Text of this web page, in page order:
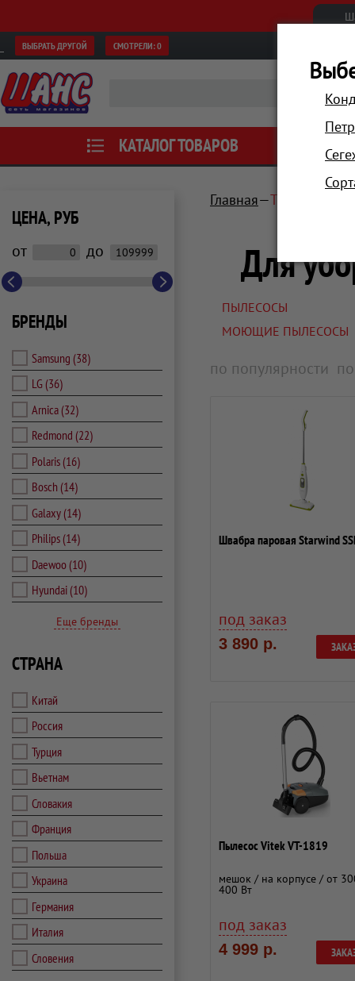
ВЫБРАТЬ ДРУГОЙ СМОТРЕЛИ:0
КАТАЛОГ ТОВАРОВ АКЦИИ
ЦЕНА, РУБ
от до
БРЕНДЫ
Samsung (38)
LG (36)
Arnica(32)
Redmond (22)
Polaris(16)
Bosch (14)
Galaxy(14)
Philips(14)
Daewoo(10)
Hyundai(10)
Еще бренды
СТРАНА
Китай
Россия
Турция
Вьетнам
Словакия
Франция
Польша
Украина
Германия
Италия
Словения
Главная Техника для
Для
ПЫЛЕСОСЫ
МОЮЩИЕ ПЫЛЕСОСЫ
по популярности
Швабра паровая Starwind
под заказ
3 890 р.
Пылесос Vitek VT-1819
мешок / на корпусе / от
400 Вт
под заказ
4 999 р.